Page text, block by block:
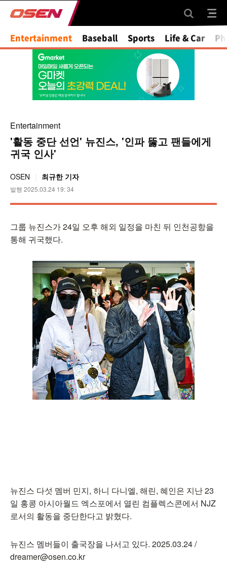
Mute
Entertainment Baseball Sports Life & Car
Entertainment
'활동 중단 선언' 뉴진스, '인파 뚫고 팬들에게
귀국 인사'
OSEN 최규한 기자
발행 2025.03.24 19: 34
그룹 뉴진스가 24일 오후 해외 일정을 마친 뒤 인천공항을
통해 귀국했다.
뉴진스 다섯 멤버 민지, 하니 다니엘, 해린, 혜인은 지난 23
일 홍콩 아시아월드 엑스포에서 열린 컴플렉스콘에서 NJZ
로서의 활동을 중단한다고 밝혔다.
뉴진스 멤버들이 출국장을 나서고 있다. 2025.03.24 /
dreamer@osen.co.kr